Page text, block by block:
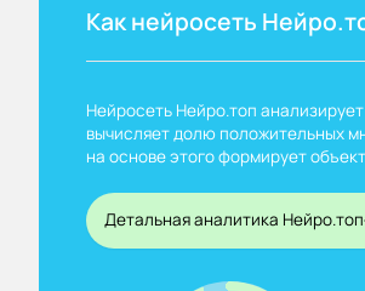
Как нейросеть
Нейросеть Нейро.топ
вычисляет долю положительных
на основе этого формирует
Детальная аналитика Нейро.топ